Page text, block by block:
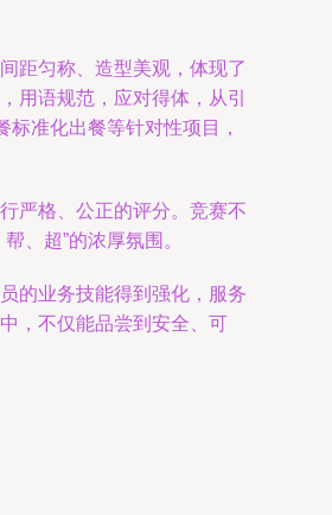
距匀称、造型美观，体现了
用语规范，应对得体，从引
准化出餐等针对性项目，
严格、公正的评分。竞赛不
、超”的浓厚氛围。
的业务技能得到强化，服务
，不仅能品尝到安全、可